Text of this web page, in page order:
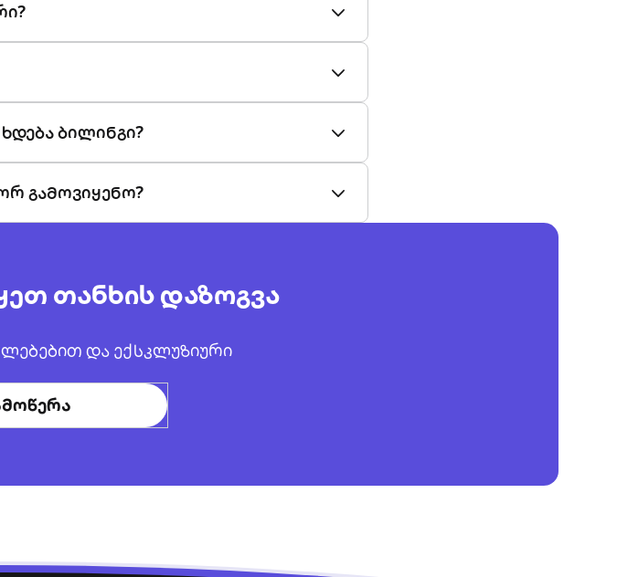
ბილინგი?
გამოვიყენო?
თანხის დაზოგვა
და ექსკლუზიური